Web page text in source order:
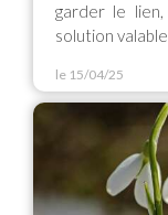
garder le
solution
le 15/04/25